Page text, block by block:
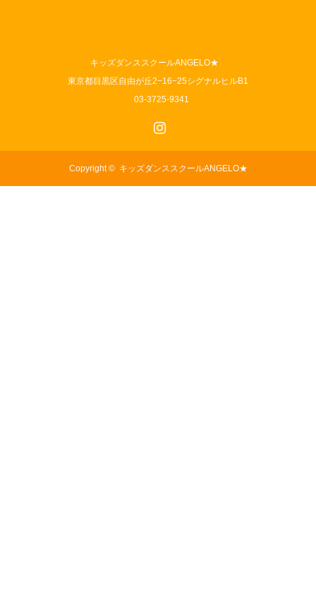
キッズダンススクールANGELO★
東京都目黒区自由が丘2−16−25シグナルヒルB1
03-3725-9341
Copyright © キッズダンススクールANGELO★